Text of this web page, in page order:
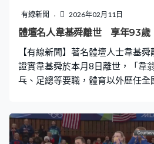
有線新聞 2026年02月11日
體壇名人韋基舜離世 享年93歲
【有線新聞】著名體壇人士韋基
證實韋基舜於本月8日離世，「韋
乓、足總等要職，體育以外歷任